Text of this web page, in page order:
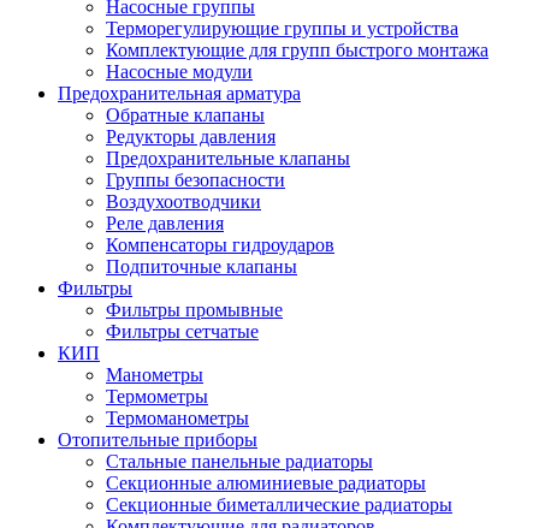
Насосные группы
Терморегулирующие группы и устройства
Комплектующие для групп быстрого монтажа
Насосные модули
Предохранительная арматура
Обратные клапаны
Редукторы давления
Предохранительные клапаны
Группы безопасности
Воздухоотводчики
Реле давления
Компенсаторы гидроударов
Подпиточные клапаны
Фильтры
Фильтры промывные
Фильтры сетчатые
КИП
Манометры
Термометры
Термоманометры
Отопительные приборы
Стальные панельные радиаторы
Секционные алюминиевые радиаторы
Секционные биметаллические радиаторы